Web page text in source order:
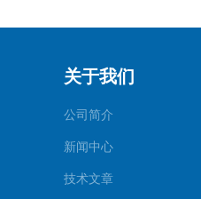
关于我们
公司简介
新闻中心
技术文章